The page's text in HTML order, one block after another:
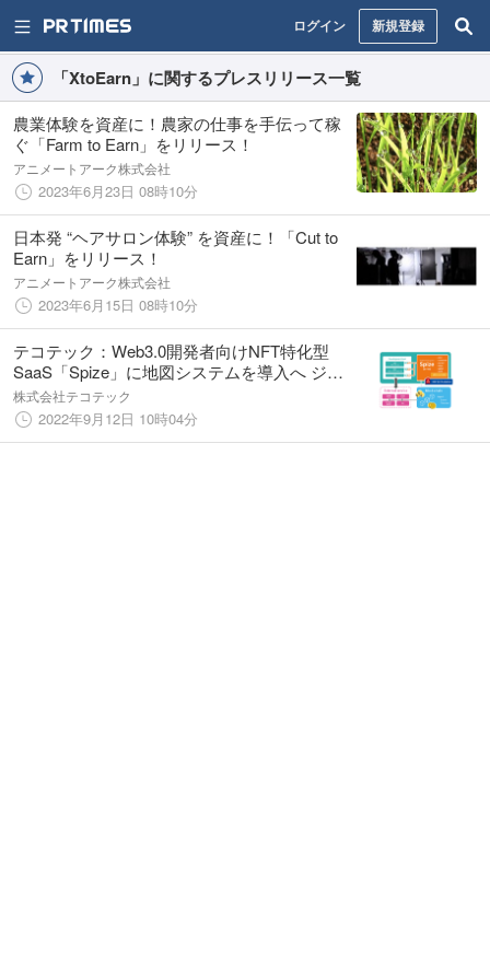
ログイン 新規登録
「XtoEarn」に関するプレスリリース一覧
農業体験を資産に！農家の仕事を手伝って稼
ぐ「Farm to Earn」をリリース！
アニメートアーク株式会社
2023年6月23日 08時10分
日本発 “ヘアサロン体験” を資産に！「Cut to
Earn」をリリース！
アニメートアーク株式会社
2023年6月15日 08時10分
テコテック：Web3.0開発者向けNFT特化型
SaaS「Spize」に地図システムを導入へ ジオ
テクノロジーズ社と資本業務提携
株式会社テコテック
2022年9月12日 10時04分